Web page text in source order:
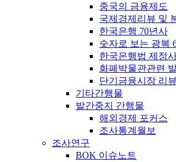
중국의 금융제도
국제경제리뷰 및
한국은행 70년사
숫자로 보는 광복
한국은행법 제정
화폐박물관관련
단기금융시장 리뷰
기타간행물
발간중지 간행물
해외경제 포커스
조사통계월보
조사연구
BOK 이슈노트